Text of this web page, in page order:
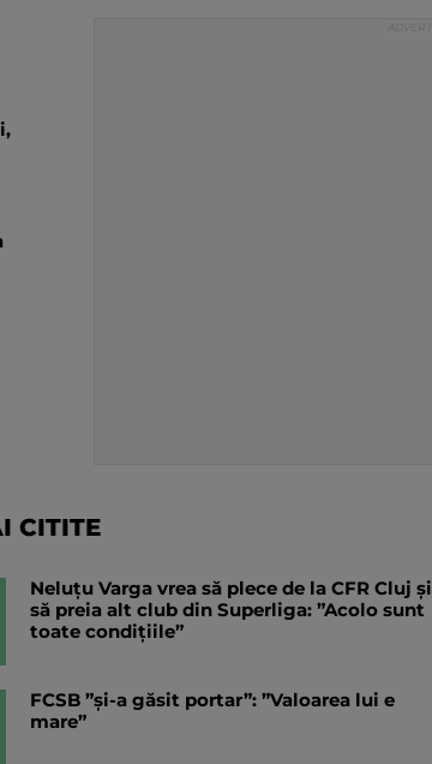
CITITE
Neluțu Varga vrea să plece de la CFR Cluj și
să preia alt club din Superliga: ”Acolo sunt
toate condițiile”
FCSB ”și-a găsit portar”: ”Valoarea lui e
mare”